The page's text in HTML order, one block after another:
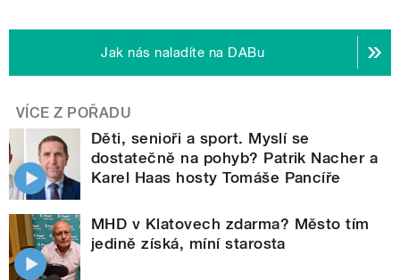
Jak nás naladíte na DABu
VÍCE Z POŘADU
Děti, senioři a sport. Myslí se
dostatečně na pohyb? Patrik Nacher a
Karel Haas hosty Tomáše Pancíře
MHD v Klatovech zdarma? Město tím
jedině získá, míní starosta